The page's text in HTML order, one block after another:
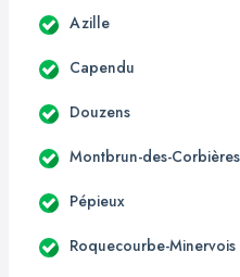
Azille
Capendu
Douzens
Montbrun-des-Corbières
Pépieux
Roquecourbe-Minervois